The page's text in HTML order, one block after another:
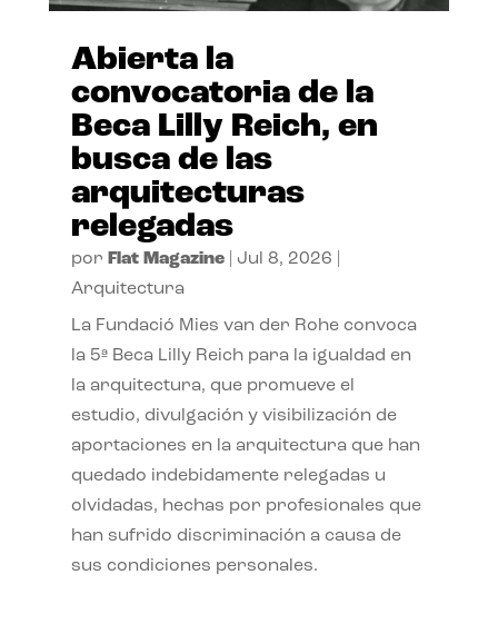
Abierta la
convocatoria de la
Beca Lilly Reich, en
busca de las
arquitecturas
relegadas
por Flat Magazine| Jul 8, 2026
Arquitectura
La Fundació Mies van der Rohe convoca
la 5ª Beca Lilly Reich para la igualdad en
la arquitectura, que promueve el
estudio, divulgación y visibilización de
aportaciones en la arquitectura que han
quedado indebidamente relegadas u
olvidadas, hechas por profesionales que
han sufrido discriminación a causa de
sus condiciones personales.